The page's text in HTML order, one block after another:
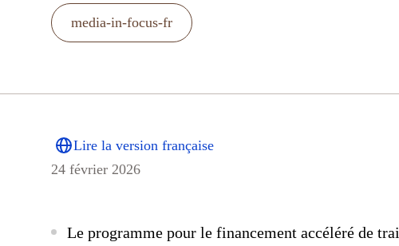
media-in-focus-fr
Lire la version française
24 février 2026
Le programme pour le financement accéléré de